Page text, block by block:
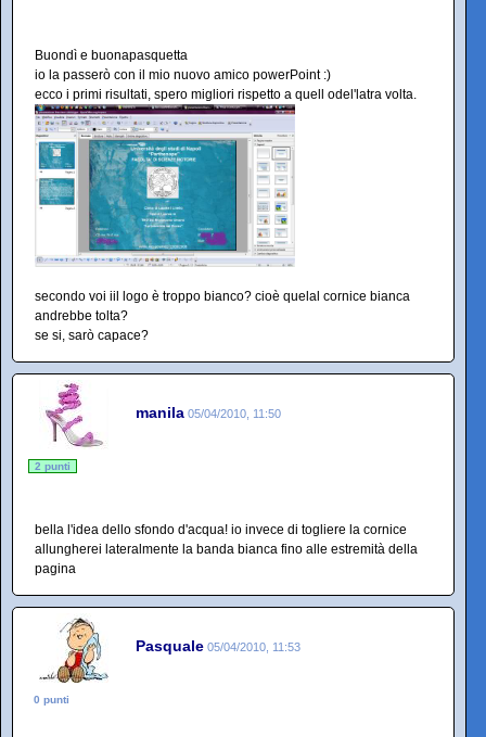
Buondì e buonapasquetta
io la passerò con il mio nuovo amico powerPoint :)
ecco i primi risultati, spero migliori rispetto a quell odel'latra volta.
secondo voi iil logo è troppo bianco? cioè quelal cornice bianca
andrebbe tolta?
se si, sarò capace?
manila 05/04/2010, 11:50
2 punti
bella l'idea dello sfondo d'acqua! io invece di togliere la cornice
allungherei lateralmente la banda bianca fino alle estremità della
pagina
Pasquale 05/04/2010, 11:53
0 punti